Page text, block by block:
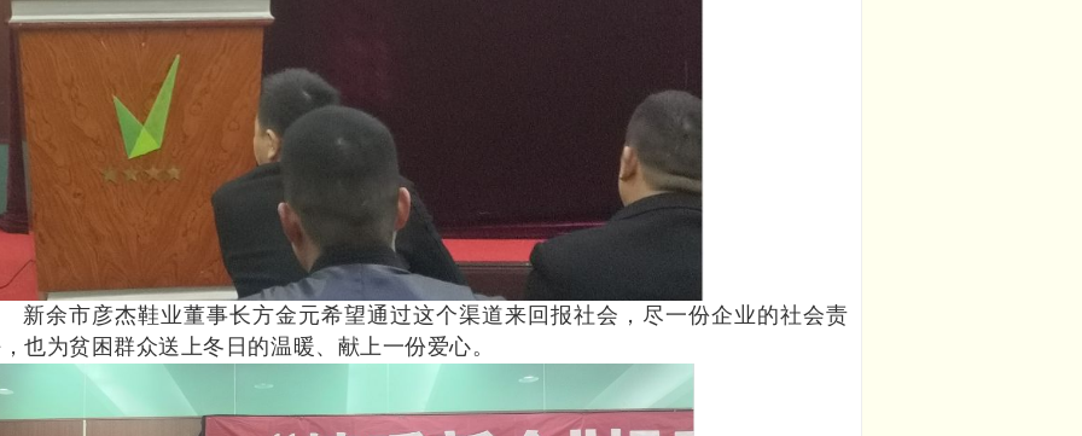
市彦杰鞋业董事长方金元希望通过这个渠道来回报社会，尽一份企业的社会责
也为贫困群众送上冬日的温暖、献上一份爱心。